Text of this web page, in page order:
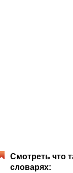
Смотреть что
словарях: